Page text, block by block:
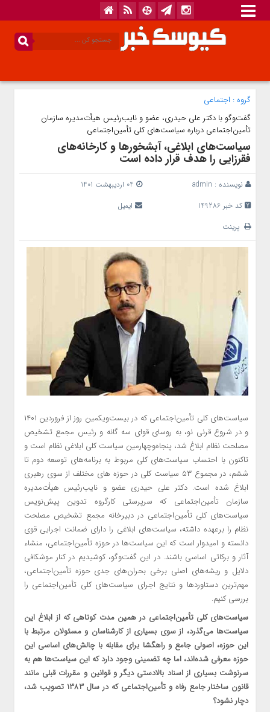
گروه : اجتماعی
گفت‌وگو با دکتر علی حیدری، عضو و نایب‌رئیس هیأت‌مدیره سازمان
تأمین‌اجتماعی درباره سیاست‌های کلی تأمین‌اجتماعی
سیاست‌های ابلاغی، آبشخورها و کارخانه‌های
فقرزایی را هدف قرار داده است
نویسنده : admin
کد خبر 149286
ایمیل
پرینت
سیاست‌های کلی تأمین‌اجتماعی که در بیست‌ویکمین روز از فروردین ۱۴۰۱
و در شروع قرنی نو، به روسای قوای سه گانه و رئیس مجمع تشخیص
مصلحت نظام ابلاغ شد، پنجاه‌وچهارمین سیاست کلی ابلاغی نظام است و
تاکنون با احتساب سیاست‌های کلی مربوط به برنامه‌های توسعه دوم تا
ششم، در مجموع ۵۳ سیاست کلی در حوزه های مختلف از سوی رهبری
ابلاغ شده است. دکتر علی حیدری عضو و نایب‌رئیس هیأت‌مدیره
سازمان تأمین‌اجتماعی که سرپرستی کارگروه تدوین پیش‌نویس
سیاست‌های کلی تأمین‌اجتماعی در دبیرخانه مجمع تشخیص مصلحت
نظام را برعهده داشته، سیاست‌های ابلاغی را دارای ضمانت اجرایی قوی
دانسته و امیدوار است که این سیاست‌ها در حوزه تأمین‌اجتماعی، منشاء
آثار و برکاتی اساسی باشند. در این گفت‌وگو، کوشیدیم در کنار موشکافی
دلایل و ریشه‌های اصلی برخی بحران‌های جدی حوزه تأمین‌اجتماعی،
مهم‌ترین دستاوردها و نتایج اجرای سیاست‌های کلی تأمین‌اجتماعی را
بررسی کنیم.
سیاست‌های کلی تأمین‌اجتماعی در همین مدت کوتاهی که از ابلاغ این
سیاست‌ها می‌گذرد، از سوی بسیاری از کارشناسان و مسئولان مرتبط با
این حوزه، اصولی جامع و راهگشا برای مقابله با چالش‌های اساسی این
حوزه معرفی شده‌اند، اما چه تضمینی وجود دارد که این سیاست‌ها هم به
سرنوشت بسیاری از اسناد بالادستی دیگر و قوانین و مقررات قبلی مانند
قانون ساختار جامع رفاه و تأمین‌اجتماعی که در سال ۱۳۸۳ تصویب شد،
دچار نشود؟